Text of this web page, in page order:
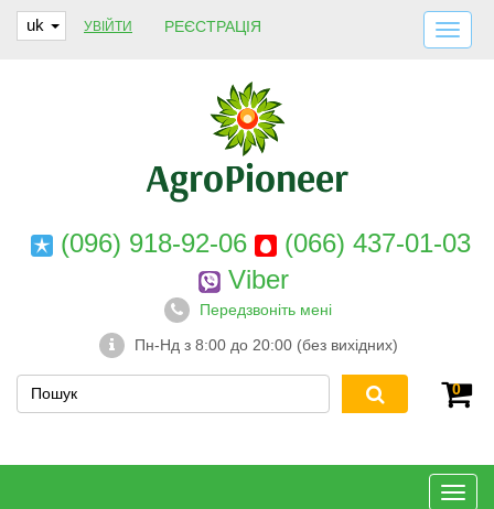
uk УВІЙТИ РЕЄСТРАЦІЯ
ДОСТАВКА І ОПЛАТА
ПРО НАС
ГАРАНТІЇ
КОНТАКТИ
(096) 918-92-06
(066) 437-01-03
Viber
Передзвоніть мені
Пн-Нд з 8:00 до 20:00 (без вихідних)
0